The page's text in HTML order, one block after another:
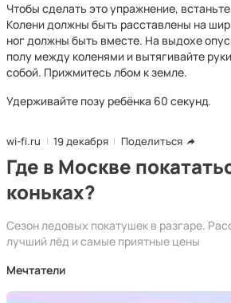
Чтобы сделать это упражнение,
Колени должны быть расставлены на
ног должны быть вместе. На выдохе
полу между коленями и вытягивайте
собой. Прижмитесь лбом к земле.
Удерживайте позу ребёнка 60 секунд.
wi-fi.ru 19 декабря Поделиться
Где в Москве
коньках?
Сезон ледовых покатушек в разгаре.
лучший лёд и самые приятные цены
Мечтатели